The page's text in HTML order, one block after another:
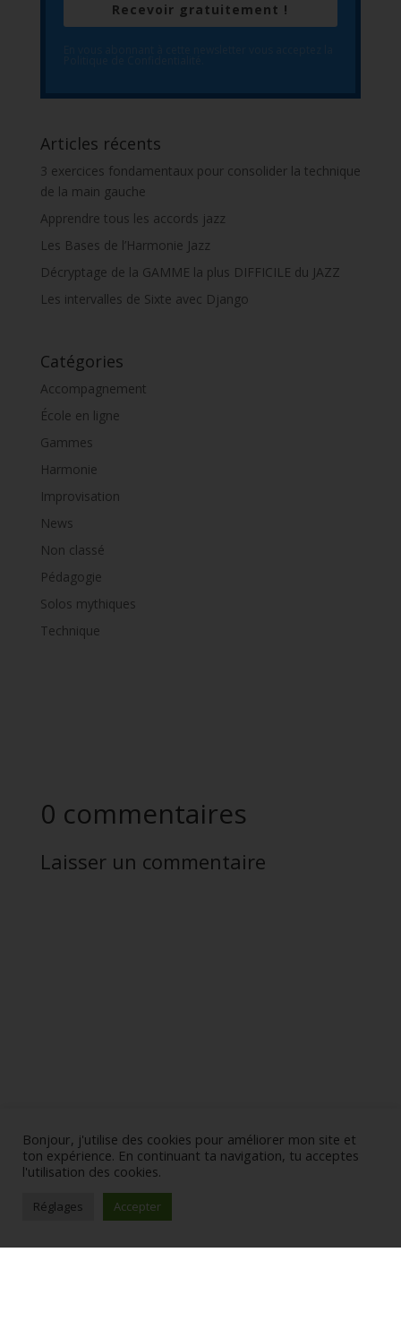
Recevoir gratuitement !
Articles récents
3 exercices fondamentaux pour consolider la technique
de la main gauche
Apprendre tous les accords jazz
Les Bases de l’Harmonie Jazz
Décryptage de la GAMME la plus DIFFICILE du JAZZ
Les intervalles de Sixte avec Django
Catégories
Accompagnement
École en ligne
Gammes
Harmonie
Improvisation
News
Non classé
Pédagogie
Solos mythiques
Technique
0 commentaires
Laisser un commentaire
Bonjour, j'utilise des cookies pour améliorer mon site et
ton expérience. En continuant ta navigation, tu acceptes
l'utilisation des cookies.
Réglages Accepter